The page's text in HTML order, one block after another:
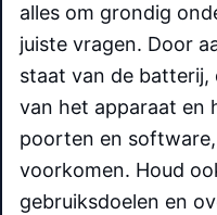
alles om grondig
juiste vragen. Door
staat van de batterij,
van het apparaat en
poorten en
voorkomen. Houd
gebruiksdoelen en